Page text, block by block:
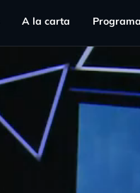
A la carta